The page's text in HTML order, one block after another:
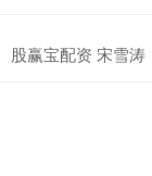
股赢宝配资 宋雪